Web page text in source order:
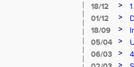
18/12
>
01/12 >
18/09
>
05/04
>
06/03
>